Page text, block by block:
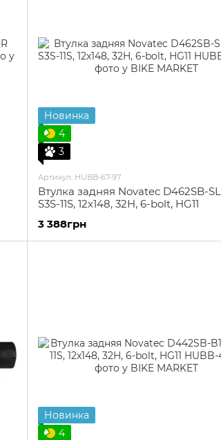
Новинка
4
3
Артикул: HUBB-67-97
Втулка задняя Novatec D462SB-
S3S-11S, 12x148, 32H, 6-bolt, HG11
3 388грн
Новинка
4